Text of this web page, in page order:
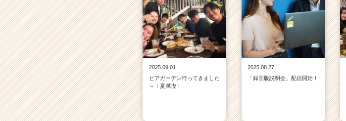
2025.09.01
ビアガーデン行ってきました
～！夏満喫！
2025.08.27
「録画版説明会」配信開始！